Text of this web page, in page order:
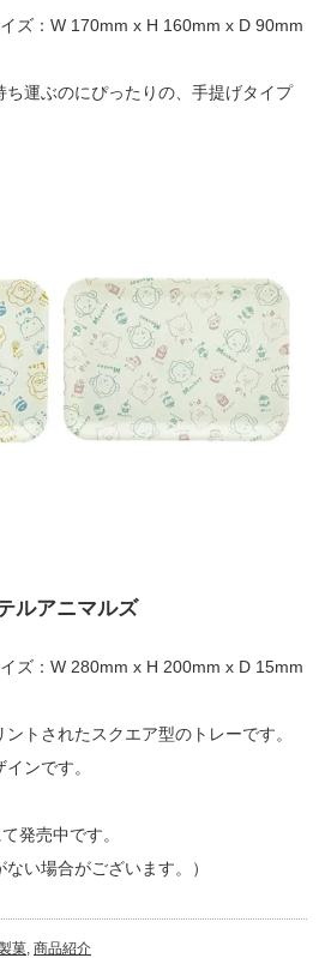
ズ：W 170mm x H 160mm x D 90mm
ち運ぶのにぴったりの、手提げタイプ
ルアニマルズ
ズ：W 280mm x H 200mm x D 15mm
トされたスクエア型のトレーです。
ンです。
発売中です。
い場合がございます。）
菓, 商品紹介